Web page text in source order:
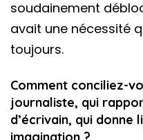
soudainement
avait une nécessité
toujours.
Comment conciliez-
journaliste, qui
d’écrivain, qui donne